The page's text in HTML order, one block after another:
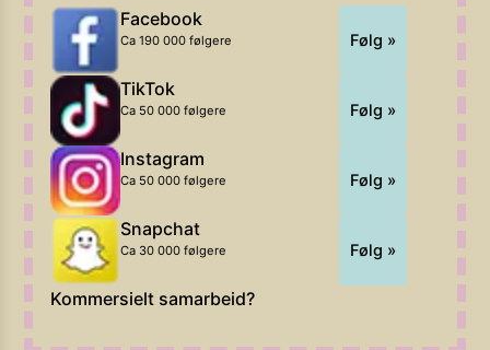
Facebook
Ca 190 000 følgere Følg »
TikTok
Ca 50 000 følgere Følg »
Instagram
Ca 50 000 følgere Følg »
Snapchat
Ca 30 000 følgere Følg »
Kommersielt samarbeid?